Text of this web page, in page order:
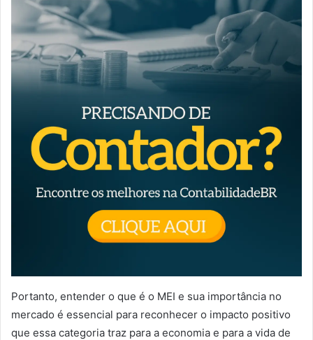
Portanto, entender o que é o MEI e sua importância no
mercado é essencial para reconhecer o impacto positivo
que essa categoria traz para a economia e para a vida de